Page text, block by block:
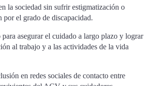
la sociedad sin sufrir estigmatización o
por el grado de discapacidad.
asegurar el cuidado a largo plazo y lograr
al trabajo y a las actividades de la vida
en redes sociales de contacto entre